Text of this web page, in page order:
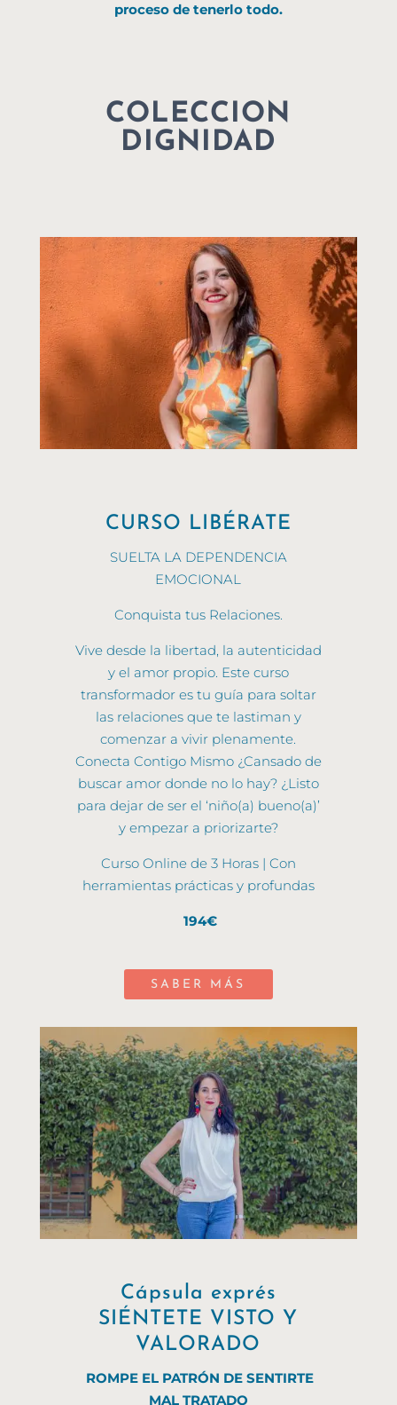
proceso de tenerlo todo.
COLECCION
DIGNIDAD
CURSO LIBÉRATE
SUELTA LA DEPENDENCIA
EMOCIONAL
Conquista tus Relaciones.
Vive desde la libertad, la autenticidad
y el amor propio. Este curso
transformador es tu guía para soltar
las relaciones que te lastiman y
comenzar a vivir plenamente.
Conecta Contigo Mismo ¿Cansado de
buscar amor donde no lo hay? ¿Listo
para dejar de ser el ‘niño(a) bueno(a)’
y empezar a priorizarte?
Curso Online de 3 Horas | Con
herramientas prácticas y profundas
194€
SABER MÁS
Cápsula exprés
SIÉNTETE VISTO Y
VALORADO
ROMPE EL PATRÓN DE SENTIRTE
MAL TRATADO